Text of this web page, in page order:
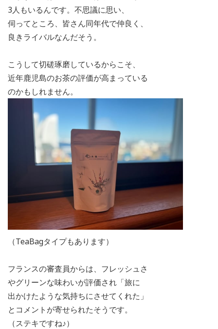
3人もいるんです。不思議に思い、
伺ってところ、皆さん同年代で仲良く、
良きライバルなんだそう。
こうして切磋琢磨しているからこそ、
近年鹿児島のお茶の評価が高まっている
のかもしれません。
（TeaBagタイプもあります）
フランスの審査員からは、フレッシュさ
やグリーンな味わいが評価され「旅に
出かけたような気持ちにさせてくれた」
とコメントが寄せられたそうです。
（ステキですね♪）